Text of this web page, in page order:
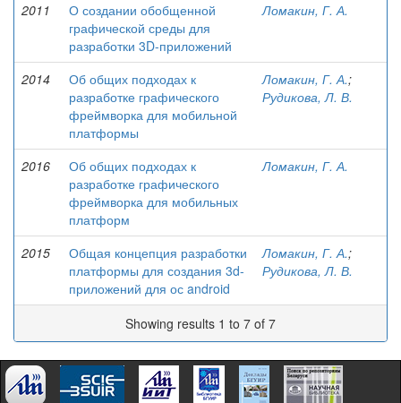
2011
О создании обобщенной
графической среды для
разработки 3D-приложений
Ломакин, Г. А.
2014
Об общих подходах к
разработке графического
фреймворка для мобильной
платформы
Ломакин, Г. А.;
Рудикова, Л. В.
2016
Об общих подходах к
разработке графического
фреймворка для мобильных
платформ
Ломакин, Г. А.
2015
Общая концепция разработки
платформы для создания 3d-
приложений для ос android
Ломакин, Г. А.;
Рудикова, Л. В.
Showing results 1 to 7 of 7